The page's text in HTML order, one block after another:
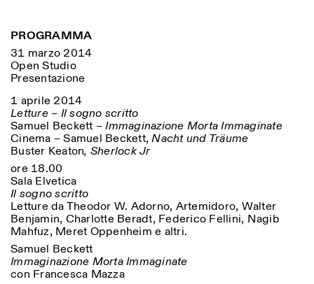
PROGRAMMA
31 marzo 2014
Open Studio
Presentazione
1 aprile 2014
Letture – Il sogno scritto
Samuel Beckett –Immaginazione Morta Immaginate
Cinema – Samuel Beckett,Nacht und Träume
Buster Keaton, Sherlock Jr
ore 18.00
Sala Elvetica
Il sogno scritto
Letture da Theodor W. Adorno, Artemidoro, Walter
Benjamin, Charlotte Beradt, Federico Fellini, Nagib
Mahfuz, Meret Oppenheim e altri.
Samuel Beckett
Immaginazione Morta Immaginate
con Francesca Mazza